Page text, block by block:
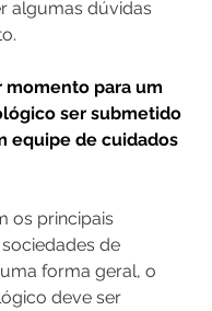
algumas dúvidas
momento para um
ser submetido
equipe de cuidados
os principais
de
forma geral, o
deve ser